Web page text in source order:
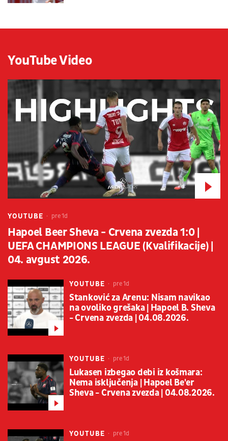
YouTube Video
YOUTUBE pre 1d
Hapoel Beer Sheva - Crvena zvezda 1:0 |
UEFA CHAMPIONS LEAGUE (Kvalifikacije) |
04. avgust 2026.
YOUTUBE pre 1d
Stanković za Arenu: Nisam navikao
na ovoliko grešaka | Hapoel B. Sheva
- Crvena zvezda | 04.08.2026.
YOUTUBE pre 1d
Lukasen izbegao debi iz košmara:
Nema isključenja | Hapoel Be'er
Sheva - Crvena zvezda | 04.08.2026.
YOUTUBE pre 1d